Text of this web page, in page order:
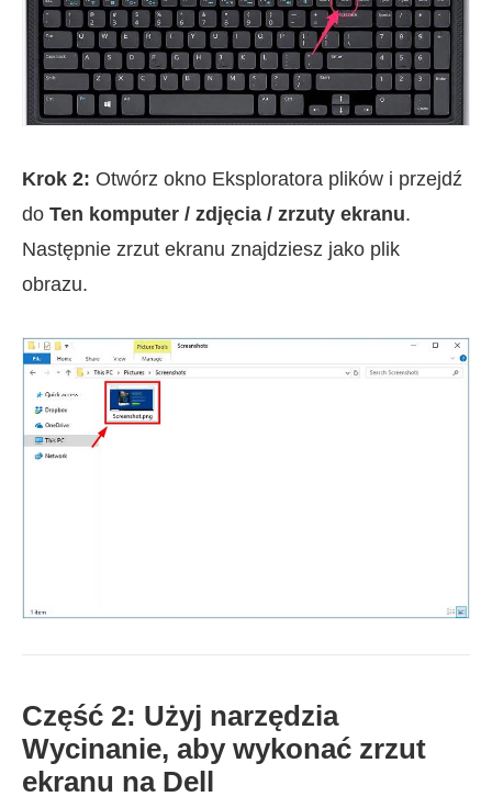
Krok 2: Otwórz okno Eksploratora plików i przejdź
do Ten komputer / zdjęcia / zrzuty ekranu.
Następnie zrzut ekranu znajdziesz jako plik
obrazu.
Część 2: Użyj narzędzia
Wycinanie, aby wykonać zrzut
ekranu na Dell